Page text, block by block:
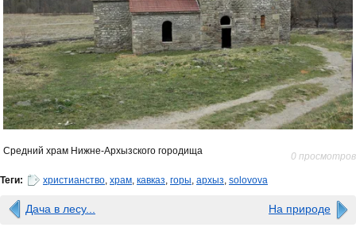
Средний храм Нижне-Архызского городища 0 просмотров
Теги: христианство, храм, кавказ, горы, архыз, solovova
Дача в лесу... На природе